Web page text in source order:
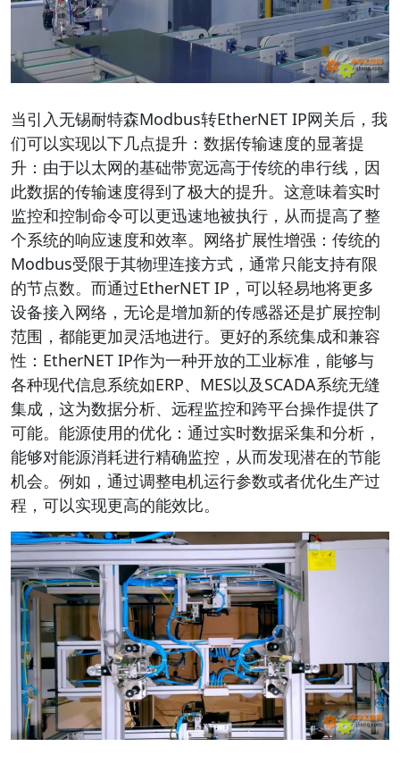
当引入无锡耐特森Modbus转EtherNET IP网关后，我
们可以实现以下几点提升：数据传输速度的显著提
升：由于以太网的基础带宽远高于传统的串行线，因
此数据的传输速度得到了极大的提升。这意味着实时
监控和控制命令可以更迅速地被执行，从而提高了整
个系统的响应速度和效率。网络扩展性增强：传统的
Modbus受限于其物理连接方式，通常只能支持有限
的节点数。而通过EtherNET IP，可以轻易地将更多
设备接入网络，无论是增加新的传感器还是扩展控制
范围，都能更加灵活地进行。更好的系统集成和兼容
性：EtherNET IP作为一种开放的工业标准，能够与
各种现代信息系统如ERP、MES以及SCADA系统无缝
集成，这为数据分析、远程监控和跨平台操作提供了
可能。能源使用的优化：通过实时数据采集和分析，
能够对能源消耗进行精确监控，从而发现潜在的节能
机会。例如，通过调整电机运行参数或者优化生产过
程，可以实现更高的能效比。